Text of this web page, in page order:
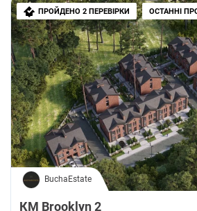
ПРОЙДЕНО 2 ПЕРЕВІРКИ ОСТАННІ
BuchaEstate
КМ Brooklyn 2